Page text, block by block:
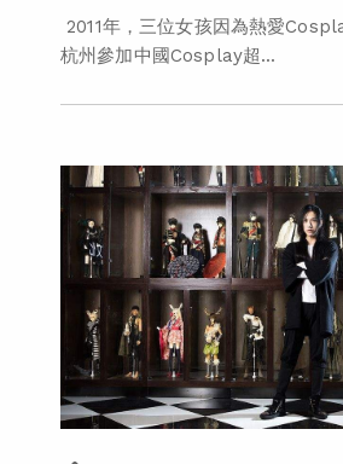
2011年，三位女孩因為熱愛
杭州參加中國Cosplay超...